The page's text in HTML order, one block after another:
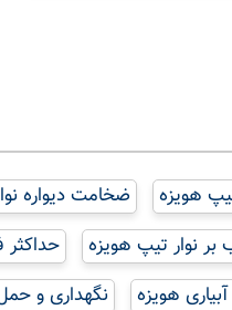
هویزه
ضخامت دیواره
نوار تیپ هویزه
آبیاری هویزه نگهداری و